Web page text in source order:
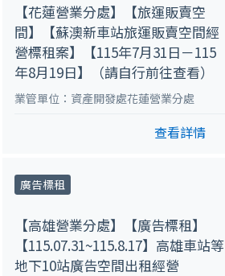
【花蓮營業分處】【旅運販賣空
間】【蘇澳新車站旅運販賣空間經
營標租案】【115年7月31日－115
年8月19日】（請自行前往查看）
業管單位：資產開發處花蓮營業分處
查看詳情
廣告標租
【高雄營業分處】【廣告標租】
【115.07.31~115.8.17】高雄車站等
地下10站廣告空間出租經營